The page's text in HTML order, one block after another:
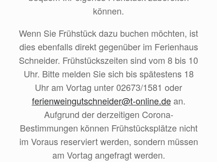
können.
Wenn Sie Frühstück dazu buchen möchten, ist
dies ebenfalls direkt gegenüber im Ferienhaus
Schneider. Frühstückszeiten sind vom 8 bis 10
Uhr. Bitte melden Sie sich bis spätestens 18
Uhr am Vortag unter 02673/1581 oder
ferienweingutschneider@t-online.dean.
Aufgrund der derzeitigen Corona-
Bestimmungen können Frühstücksplätze nicht
im Voraus reserviert werden, sondern müssen
am Vortag angefragt werden.